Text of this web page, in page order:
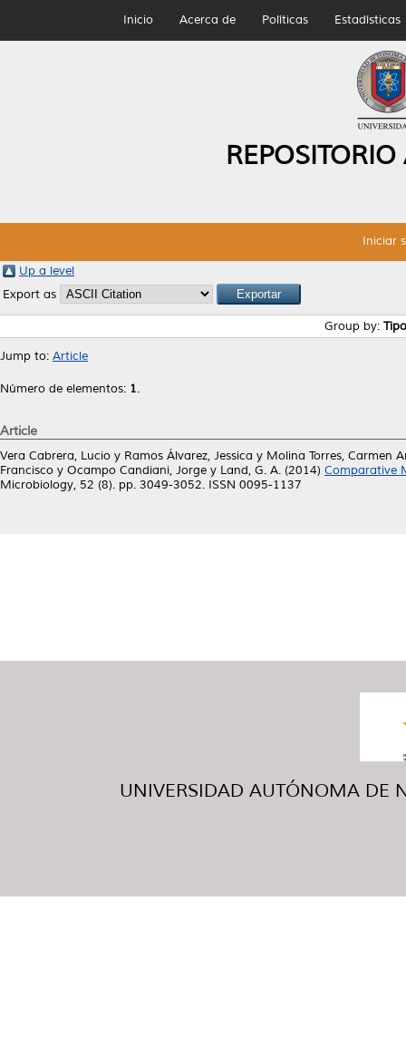
Inicio Acerca de Políticas Estadísticas
Iniciar
Up a level
Export as
Group by:
Jump to: Article
Número de elementos: 1.
Article
Vera Cabrera, Lucio y Ramos Álvarez, Jessica y Molina Torres, Carmen
Francisco y Ocampo Candiani, Jorge y Land, G. A. (2014) Comparative
Microbiology, 52 (8). pp. 3049-3052. ISSN 0095-1137
UNIVERSIDAD AUTÓNOMA DE